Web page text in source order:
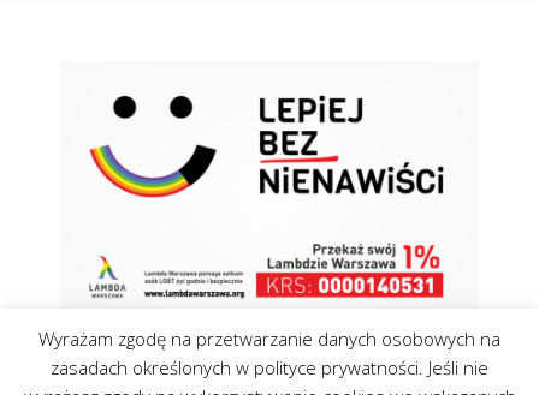
Wyrażam zgodę na przetwarzanie danych osobowych na
zasadach określonych w polityce prywatności. Jeśli nie